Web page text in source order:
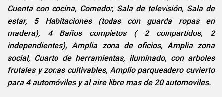
Cuenta con cocina, Comedor, Sala de televisión, Sala de
estar, 5 Habitaciones (todas con guarda ropas en
madera), 4 Baños completos ( 2 compartidos, 2
independientes), Amplia zona de oficios, Amplia zona
social, Cuarto de herramientas, iluminado, con arboles
frutales y zonas cultivables, Amplio parqueadero cuvierto
para 4 automóviles y al aire libre mas de 20 automoviles.